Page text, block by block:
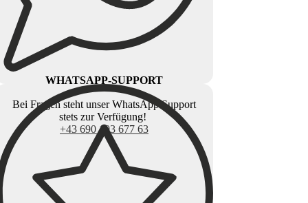
WHATSAPP-SUPPORT
Bei Fragen steht unser WhatsApp Support
stets zur Verfügung!
+43 690 103 677 63